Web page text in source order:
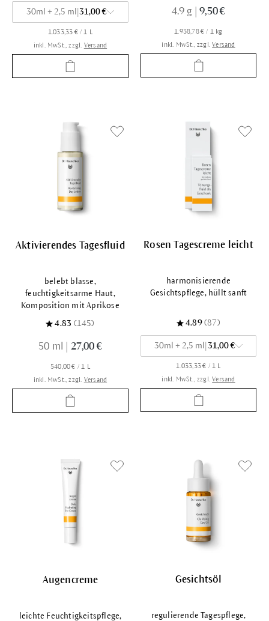
30ml + 2,5 ml |31,00 €
1.033,33 € / 1 L
inkl. MwSt., zzgl. Versand
4.9 g 9,50 €
1.938,78 € / 1 kg
inkl. MwSt., zzgl.Versand
Aktivierendes Tagesfluid
belebt blasse,
feuchtigkeitsarme Haut,
Komposition mit Aprikose
4.83 (145)
50 ml 27,00 €
540,00 € / 1 L
inkl. MwSt., zzgl. Versand
Rosen Tagescreme leicht
harmonisierende
Gesichtspflege, hüllt sanft
4.89 (87)
30ml + 2,5 ml 31,00 €
1.033,33 € / 1 L
inkl. MwSt., zzgl.Versand
Augencreme
leichte Feuchtigkeitspflege,
Gesichtsöl
regulierende Tagespflege,